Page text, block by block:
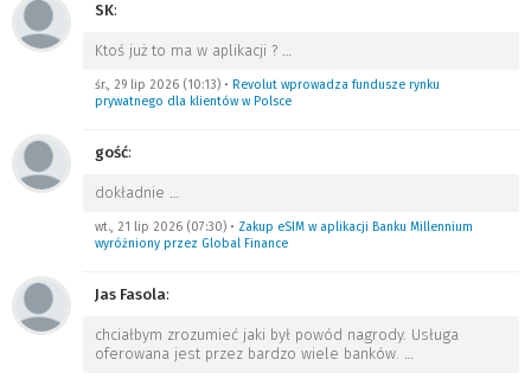
SK:
Ktoś już to ma w aplikacji ? …
śr., 29 lip 2026 (10:13) • Revolut wprowadza fundusze rynku
prywatnego dla klientów w Polsce
gość:
dokładnie …
wt., 21 lip 2026 (07:30) • Zakup eSIM w aplikacji Banku Millennium
wyróżniony przez Global Finance
Jas Fasola:
chciałbym zrozumieć jaki był powód nagrody. Usługa
oferowana jest przez bardzo wiele banków. …